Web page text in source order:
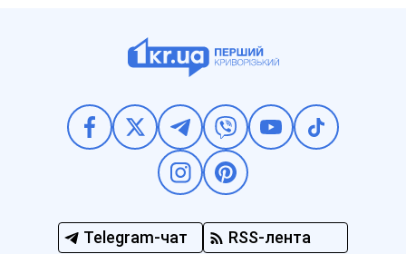
Telegram-чат RSS-лента